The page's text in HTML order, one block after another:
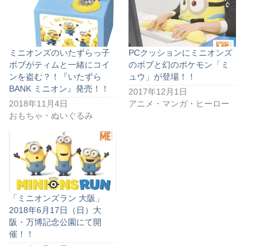
ミニオンズのいたずらっ子
ボブがティムと一緒にコイ
ンを盗む？！『いたずら
BANK ミニオン』発売！！
2018年11月4日
おもちゃ・ぬいぐるみ
PCクッションにミニオンズ
のボブと幻のポケモン「ミ
ュウ」が登場！！
2017年12月1日
アニメ・マンガ・ヒーロー
「ミニオンズラン 大阪」
2018年6月17日（日）大
阪・万博記念公園にて開
催！！